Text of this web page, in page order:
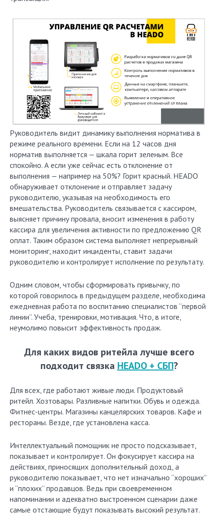
Руководитель видит динамику выполнения норматива в
режиме реального времени. Если на 12 часов дня
норматив выполняется — шкала горит зеленым. Все
спокойно. А если уже сейчас есть отклонение от
выполнения — например на 50%? Горит красный. HEADO
обнаруживает отклонение и отправляет задачу
руководителю, указывая на необходимость его
вмешательства. Руководитель связывается с кассиром,
выясняет причину провала, вносит изменения в работу
кассира для увеличения активности по предложению QR
оплат. Таким образом система выполняет непрерывный
мониторинг, находит инциденты, ставит задачи
руководителю и контролирует исполнение по результату.
Одним словом, чтобы сформировать привычку, по
которой говорилось в предыдущем разделе, необходима
ежедневная работа по воспитанию специалистов “первой
линии”. Учеба, тренировки, мотивация. Что, в итоге,
неумолимо повысит эффективность продаж.
Для каких видов ритейла лучше всего
подходит связка HEADO + СБП?
Для всех, где работают живые люди. Продуктовый
ритейл. Хозтовары. Разливные напитки. Обувь и одежда.
Фитнес-центры. Магазины канцелярских товаров. Кафе и
рестораны. Везде, где установлена касса.
Интеллектуальный помощник не просто подсказывает,
показывает и контролирует. Он фокусирует кассира на
действиях, приносящих дополнительный доход, а
руководителю показывает, что нет изначально “хороших”
и “плохих” продавцов. Ведь при своевременном
напоминании и адекватно выстроенном сценарии даже
самые отстающие будут показывать высокий результат.